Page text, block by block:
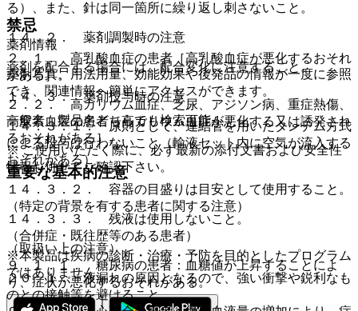
る）、また、針は同一箇所に繰り返し刺さないこと。
１４．２． 薬剤調製時の注意
薬剤を配合する場合には、配合変化に注意すること。
１４．３． 薬剤投与時の注意
１４．３．１． 原則として、連結管を用いたタンデム方式
による投与は行わないこと（輸液セット内に空気が流入する
おそれがある）。
１４．３．２． 容器の目盛りは目安として使用すること。
１４．３．３． 残液は使用しないこと。
（取扱い上の注意）
２０．１． 液漏れの原因となるので、強い衝撃や鋭利なも
のとの接触等を避けること。
禁忌
２．１． 高乳酸血症の患者［高乳酸血症が悪化するおそれ
がある］。
２．２． 高カリウム血症、乏尿、アジソン病、重症熱傷、
高窒素血症の患者［高カリウム血症が悪化する又は誘発され
るおそれがある］。
重要な基本的注意
（特定の背景を有する患者に関する注意）
（合併症・既往歴等のある患者）
９．１．１． 糖尿病の患者：血糖値が上昇することによ
り、症状が悪化するおそれがある。
薬剤情報
薬剤写真、用法用量、効能効果や後発品の情報が一度に参照
でき、関連情報へ簡単にアクセスができます。
一般名、製品名どちらでも検索可能！
※ ご使用いただく際に、必ず最新の添付文書および安全性
情報も併せてご確認下さい。
※本製品は疾病の診断・治療・予防を目的としたプログラム
ではありません。